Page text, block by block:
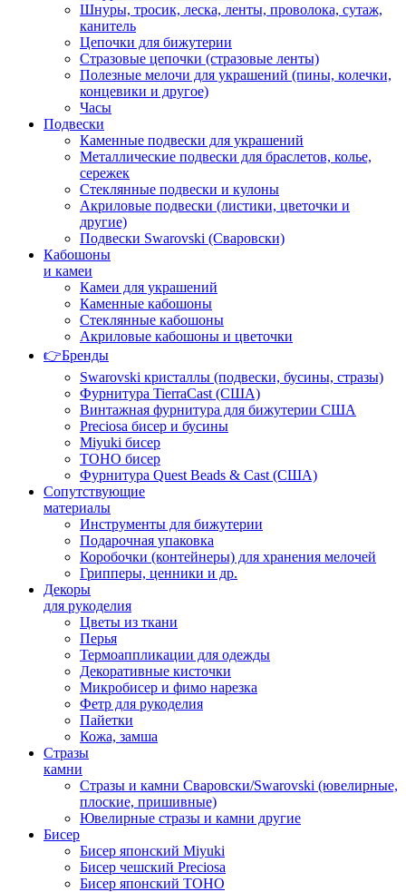
Шнуры, тросик, леска, ленты, проволока, сутаж,
канитель
Цепочки для бижутерии
Стразовые цепочки (стразовые ленты)
Полезные мелочи для украшений (пины, колечки,
концевики и другое)
Часы
Подвески
Каменные подвески для украшений
Металлические подвески для браслетов, колье,
сережек
Стеклянные подвески и кулоны
Акриловые подвески (листики, цветочки и
другие)
Подвески Swarovski (Сваровски)
Кабошоны
и камеи
Камеи для украшений
Каменные кабошоны
Стеклянные кабошоны
Акриловые кабошоны и цветочки
👉Бренды
Swarovski кристаллы (подвески, бусины, стразы)
Фурнитура TierraCast (США)
Винтажная фурнитура для бижутерии США
Preciosa бисер и бусины
Miyuki бисер
TOHO бисер
Фурнитура Quest Beads & Cast (США)
Сопутствующие
материалы
Инструменты для бижутерии
Подарочная упаковка
Коробочки (контейнеры) для хранения мелочей
Грипперы, ценники и др.
Декоры
для рукоделия
Цветы из ткани
Перья
Термоаппликации для одежды
Декоративные кисточки
Микробисер и фимо нарезка
Фетр для рукоделия
Пайетки
Кожа, замша
Стразы
камни
Стразы и камни Сваровски/Swarovski (ювелирные,
плоские, пришивные)
Ювелирные стразы и камни другие
Бисер
Бисер японский Miyuki
Бисер чешский Preciosa
Бисер японский TOHO